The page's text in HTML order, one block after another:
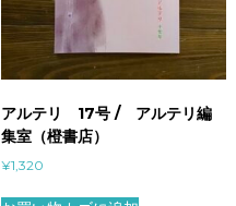
アルテリ 17号 / アルテリ編
集室（橙書店）
¥1,320